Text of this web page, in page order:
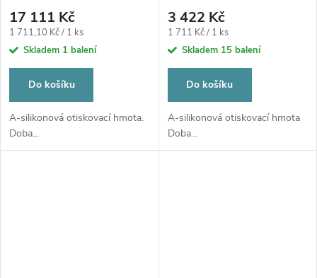
17 111 Kč
Měrná
cena:
1 711,10 Kč / 1 ks
Skladem 1 balení
Do košíku
A-silikonová otiskovací hmota.
Doba...
3 422 Kč
Měrná
cena:
1 711 Kč / 1 ks
Skladem 15 balení
Do košíku
A-silikonová otiskovací hmota
Doba...